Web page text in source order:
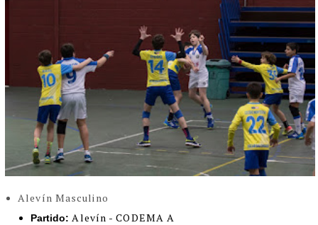
Alevín Masculino
Partido: Alevín - CODEMA A